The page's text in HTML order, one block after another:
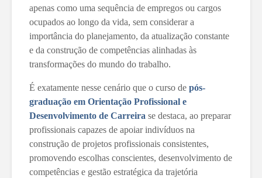
apenas como uma sequência de empregos ou cargos
ocupados ao longo da vida, sem considerar a
importância do planejamento, da atualização constante
e da construção de competências alinhadas às
transformações do mundo do trabalho.
É exatamente nesse cenário que o curso de pós-
graduação em Orientação Profissional e
Desenvolvimento de Carreira se destaca, ao preparar
profissionais capazes de apoiar indivíduos na
construção de projetos profissionais consistentes,
promovendo escolhas conscientes, desenvolvimento de
competências e gestão estratégica da trajetória